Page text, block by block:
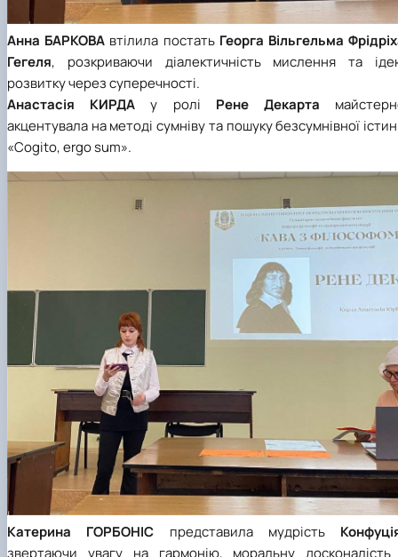
Анна БАРКОВА втілила постать Георга Вільгельма
Гегеля, розкриваючи діалектичність мислення та
розвитку через суперечності.
Анастасія
КИРДАу ролі Рене Декарта
акцентувала на методі сумніву та пошуку безсумнівної
«Cogito, ergo sum».
Катерина ГОРБОНІС представила мудрість
звертаючи увагу на гармонію, моральну досконалість